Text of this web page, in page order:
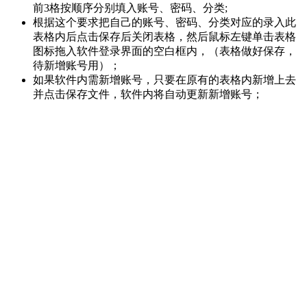
前3格按顺序分别填入账号、密码、分类;
根据这个要求把自己的账号、密码、分类对应的录入此
表格内后点击保存后关闭表格，然后鼠标左键单击表格
图标拖入软件登录界面的空白框内，（表格做好保存，
待新增账号用）；
如果软件内需新增账号，只要在原有的表格内新增上去
并点击保存文件，软件内将自动更新新增账号；